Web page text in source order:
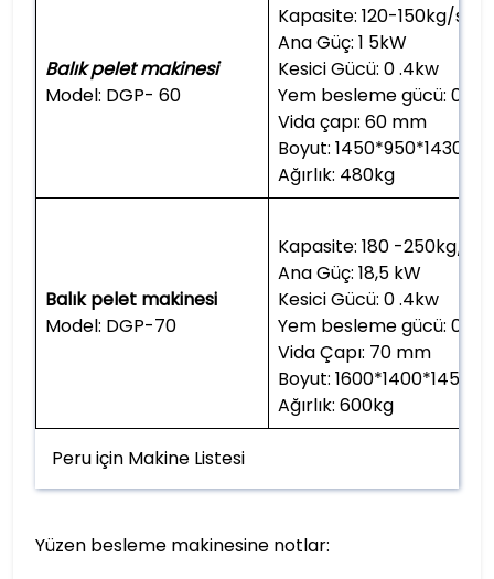
Balık pelet makinesi
Model: DGP- 60
Kapasite: 120-150kg/s
Ana Güç: 1 5kW
Kesici Gücü: 0 .4kw
Yem besleme gücü: 0 .4
Vida çapı: 60 mm
Boyut:
Ağırlık: 480kg
Balık pelet makinesi
Model: DGP-70
Kapasite: 180 -250kg/s
Ana Güç: 18,5 kW
Kesici Gücü: 0 .4kw
Yem besleme gücü: 0 .4
Vida Çapı: 70 mm
Boyut:
Ağırlık: 600kg
Peru için Makine Listesi
Yüzen besleme makinesine notlar: